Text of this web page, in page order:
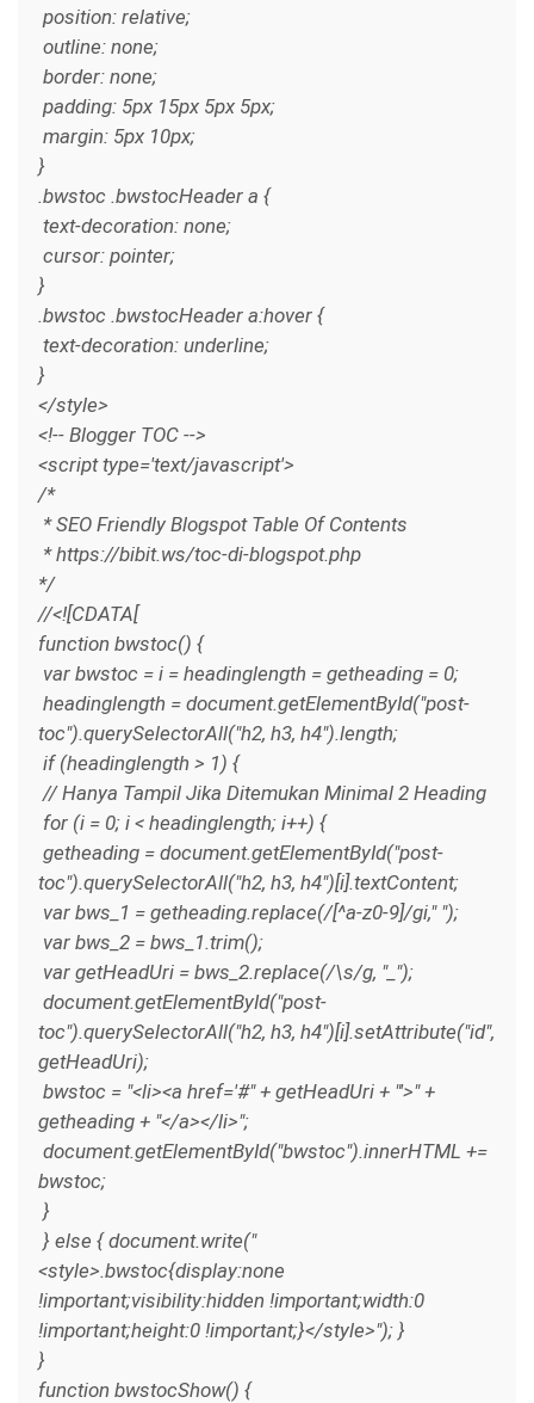
position: relative;
outline: none;
border: none;
padding: 5px 15px 5px 5px;
margin: 5px 10px;
}
.bwstoc .bwstocHeader a {
text-decoration: none;
cursor: pointer;
}
.bwstoc .bwstocHeader a:hover {
text-decoration: underline;
}
</style>
<!-- Blogger TOC -->
<script type='text/javascript'>
/*
* SEO Friendly Blogspot Table Of Contents
* https://bibit.ws/toc-di-blogspot.php
*/
//<![CDATA[
function bwstoc() {
var bwstoc = i = headinglength = getheading = 0;
headinglength = document.getElementById("post-
toc").querySelectorAll("h2, h3, h4").length;
if (headinglength > 1) {
// Hanya Tampil Jika Ditemukan Minimal 2 Heading
for (i = 0; i < headinglength; i++) {
getheading = document.getElementById("post-
toc").querySelectorAll("h2, h3, h4")[i].textContent;
var bws_1 = getheading.replace(/[^a-z0-9]/gi," ");
var bws_2 = bws_1.trim();
var getHeadUri = bws_2.replace(/\s/g, "_");
document.getElementById("post-
toc").querySelectorAll("h2, h3, h4")[i].setAttribute("id",
getHeadUri);
bwstoc = "<li><a href='#" + getHeadUri + "'>" +
getheading + "</a></li>";
document.getElementById("bwstoc").innerHTML +=
bwstoc;
}
} else { document.write("
<style>.bwstoc{display:none
!important;visibility:hidden !important;width:0
!important;height:0 !important;}</style>"); }
}
function bwstocShow() {